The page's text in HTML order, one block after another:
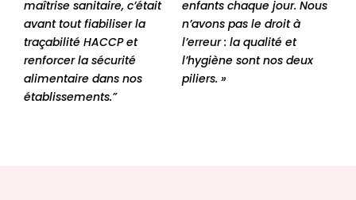
maîtrise sanitaire, c’était
avant tout fiabiliser la
traçabilité HACCP et
renforcer la sécurité
alimentaire dans nos
établissements.”
enfants chaque jour. Nous
n’avons pas le droit à
l’erreur : la qualité et
l’hygiène sont nos deux
piliers. »